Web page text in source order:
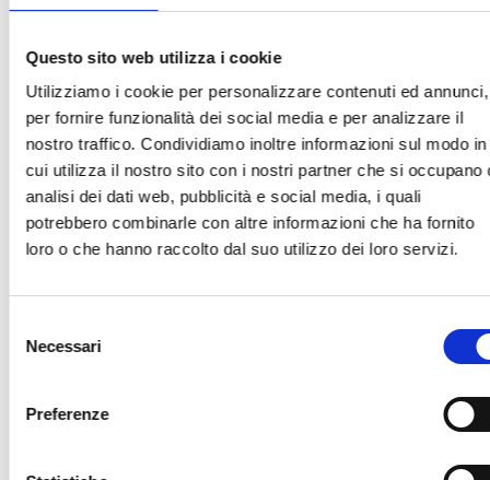
Questo sito web utilizza i cookie
Utilizziamo i cookie per personalizzare contenuti ed annunci,
per fornire funzionalità dei social media e per analizzare il
nostro traffico. Condividiamo inoltre informazioni sul modo in
cui utilizza il nostro sito con i nostri partner che si occupano
analisi dei dati web, pubblicità e social media, i quali
potrebbero combinarle con altre informazioni che ha fornito
loro o che hanno raccolto dal suo utilizzo dei loro servizi.
delNecessari
Preferenze
Link e Documenti
Pagina web per formulari e documenti
Bando
Si consiglia di consultare regolarmente il sito web
ufficiale del bando per gli aggiornamenti e le
informazioni addizionali.
Le domande potranno essere inviate dal
Hai bisogno di maggiori informazioni?